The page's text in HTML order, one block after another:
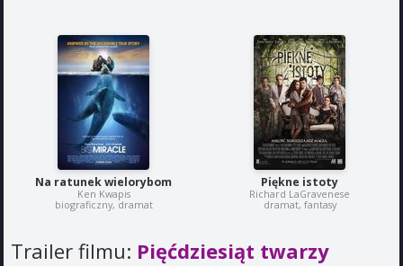
Na ratunek wielorybom
Ken Kwapis
biograficzny, dramat
Piękne istoty
Richard LaGravenese
dramat, fantasy
Trailer filmu: Pięćdziesiąt twarzy